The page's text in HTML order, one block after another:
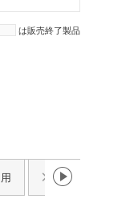
は販売終了製品
用 整理・バーコ